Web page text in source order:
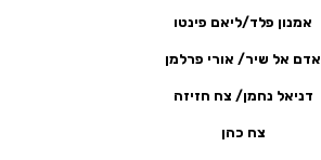
אמנון פלד/ליאם פינטו
אדם אל שיר/ אורי פרלמן
דניאל נחמן/ צח חזיזה
צח כהן